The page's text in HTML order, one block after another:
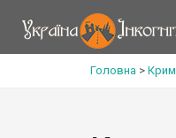
Головна > Крим